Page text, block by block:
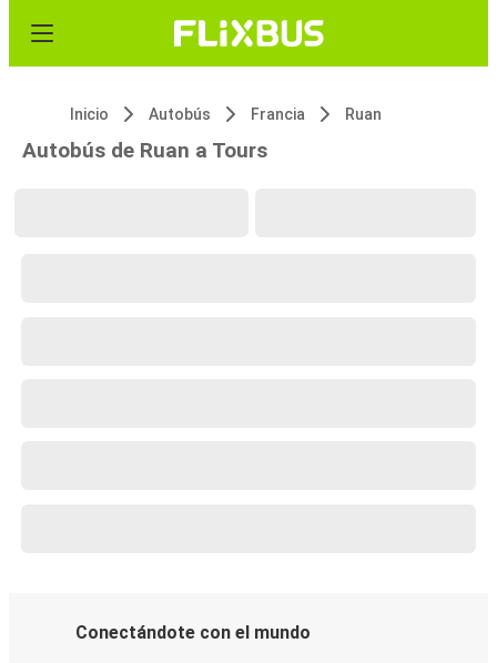
Inicio Autobús Francia Ruan
Autobús de Ruan a Tours
Conectándote con el mundo